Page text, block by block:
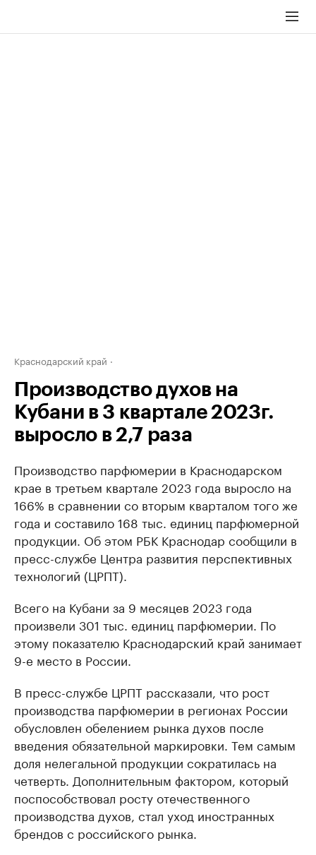
Краснодарский край
Производство духов на
Кубани в 3 квартале 2023г.
выросло в 2,7 раза
Производство парфюмерии в Краснодарском
крае в третьем квартале 2023 года выросло на
166% в сравнении со вторым кварталом того же
года и составило 168 тыс. единиц парфюмерной
продукции. Об этом РБК Краснодар сообщили в
пресс-службе Центра развития перспективных
технологий (ЦРПТ).
Всего на Кубани за 9 месяцев 2023 года
произвели 301 тыс. единиц парфюмерии. По
этому показателю Краснодарский край занимает
9-е место в России.
В пресс-службе ЦРПТ рассказали, что рост
производства парфюмерии в регионах России
обусловлен обелением рынка духов после
введения обязательной маркировки. Тем самым
доля нелегальной продукции сократилась на
четверть. Дополнительным фактором, который
поспособствовал росту отечественного
производства духов, стал уход иностранных
брендов с российского рынка.